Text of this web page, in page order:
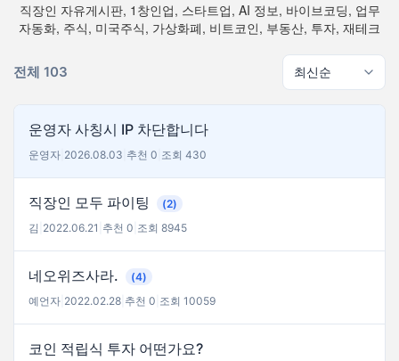
직장인 자유게시판, 1창인업, 스타트업, AI 정보, 바이브코딩, 업무
자동화, 주식, 미국주식, 가상화폐, 비트코인, 부동산, 투자, 재테크
전체 103
운영자 사칭시 IP 차단합니다
운영자 2026.08.03 추천 0 조회 430
직장인 모두 파이팅
(2)
김 2022.06.21 추천 0 조회 8945
네오위즈사라.
(4)
예언자 2022.02.28 추천 0 조회 10059
코인 적립식 투자 어떤가요?